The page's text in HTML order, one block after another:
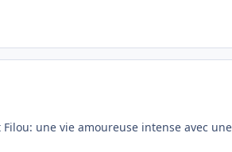
une vie amoureuse intense avec